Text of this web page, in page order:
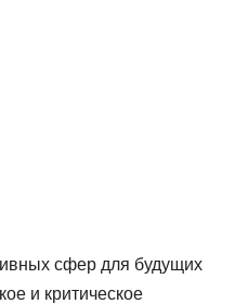
сфер для будущих
и критическое